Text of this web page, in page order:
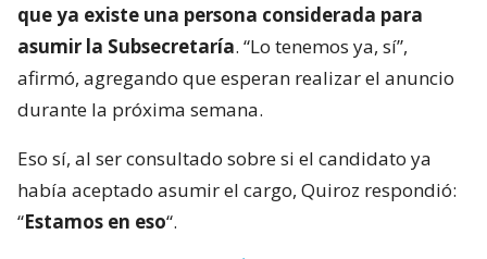
que ya existe una persona considerada para
asumir la Subsecretaría. “Lo tenemos ya, sí”,
afirmó, agregando que esperan realizar el anuncio
durante la próxima semana.
Eso sí, al ser consultado sobre si el candidato ya
había aceptado asumir el cargo, Quiroz respondió:
“Estamos en eso“.